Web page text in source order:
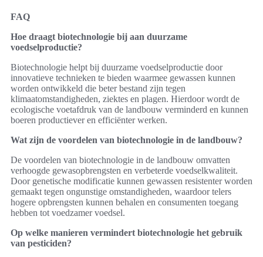
FAQ
Hoe draagt biotechnologie bij aan duurzame
voedselproductie?
Biotechnologie helpt bij duurzame voedselproductie door
innovatieve technieken te bieden waarmee gewassen kunnen
worden ontwikkeld die beter bestand zijn tegen
klimaatomstandigheden, ziektes en plagen. Hierdoor wordt de
ecologische voetafdruk van de landbouw verminderd en kunnen
boeren productiever en efficiënter werken.
Wat zijn de voordelen van biotechnologie in de landbouw?
De voordelen van biotechnologie in de landbouw omvatten
verhoogde gewasopbrengsten en verbeterde voedselkwaliteit.
Door genetische modificatie kunnen gewassen resistenter worden
gemaakt tegen ongunstige omstandigheden, waardoor telers
hogere opbrengsten kunnen behalen en consumenten toegang
hebben tot voedzamer voedsel.
Op welke manieren vermindert biotechnologie het gebruik
van pesticiden?